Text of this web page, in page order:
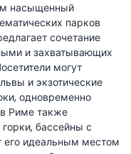
насыщенный
парков
сочетание
и захватывающих
могут
и экзотические
одновременно
Риме также
бассейны с
его идеальным местом